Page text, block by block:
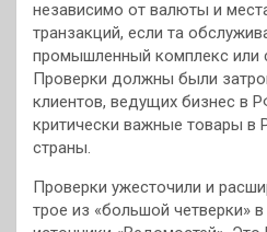
независимо от валюты и
транзакций, если та
промышленный комплекс или
Проверки должны были
клиентов, ведущих бизнес в
критически важные товары в
страны.
Проверки ужесточили и
трое из «большой четверки»